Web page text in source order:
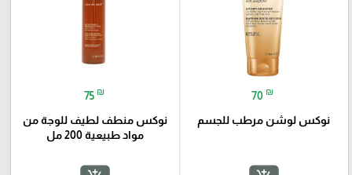
70 ₪
نوكس لوشن مرطب للجسم
75 ₪
نوكس منطف لطيف للوجة من
مواد طبيعية 200 مل